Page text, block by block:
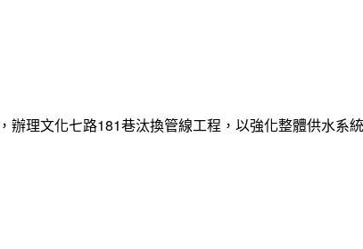
理文化七路181巷汰換管線工程，以強化整體供水系